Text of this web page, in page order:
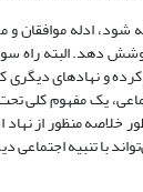
ادله موافقان و
دهد. البته راه
و نهادهای
یک مفهوم کلی
منظور از
با تنبیه اجتماعی